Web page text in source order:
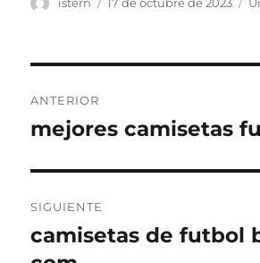
de
ANTERIOR
Entrada
mejores camisetas
SIGUIENTE
Entrada
siguiente:
camisetas de futbol